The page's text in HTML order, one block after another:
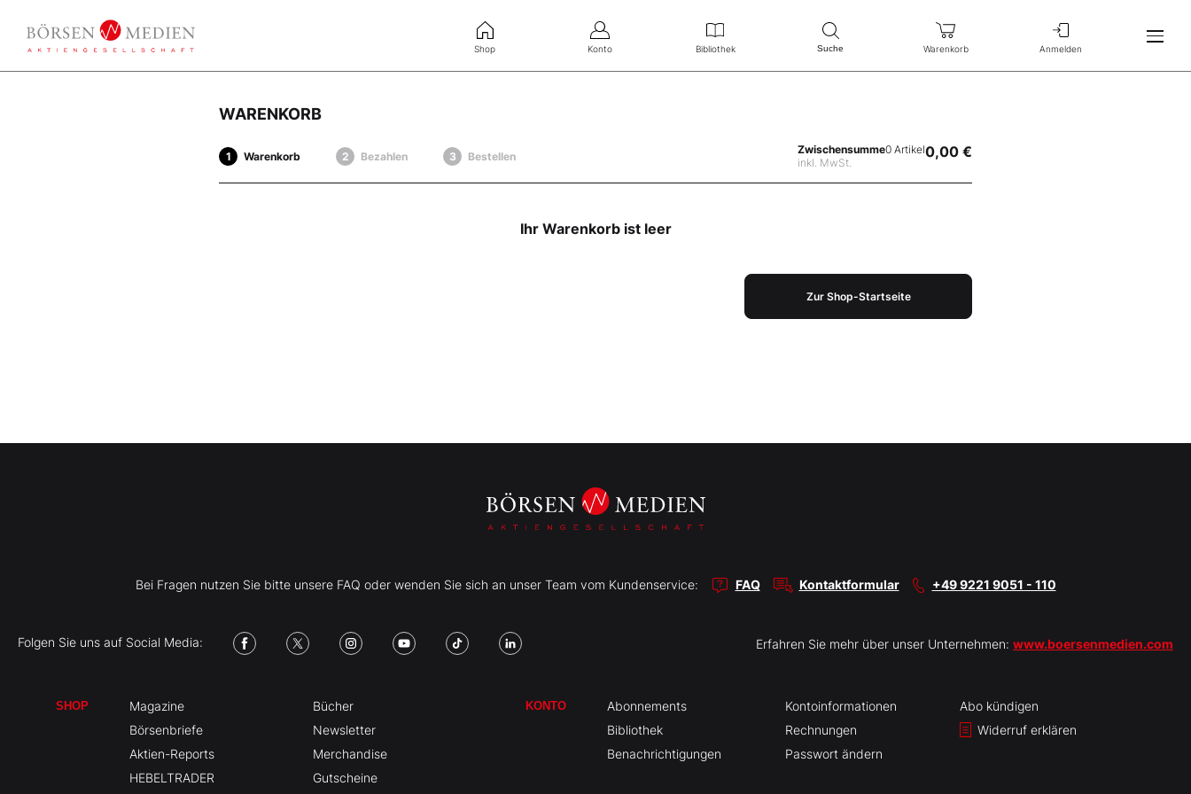
Shop Konto Bibliothek Suche Warenkorb Anmelden
WARENKORB
Warenkorb Bezahlen Bestellen
Zwischensumme
inkl. MwSt.
0 Artikel0,00 €
Ihr Warenkorb ist leer
Zur Shop-Startseite
Bei Fragen nutzen Sie bitte unsere FAQ oder wenden Sie sich an unser Team vom Kundenservice: FAQ Kontaktformular +49 9221 9051 - 110
Folgen Sie uns auf Social Media: Erfahren Sie mehr über unser Unternehmen: www.boersenmedien.com
SHOP
Magazine
Börsenbriefe
Aktien-Reports
HEBELTRADER
Bücher
Newsletter
Merchandise
Gutscheine
KONTO
Abonnements
Bibliothek
Benachrichtigungen
Kontoinformationen
Rechnungen
Passwort ändern
Abo kündigen
Widerruf erklären